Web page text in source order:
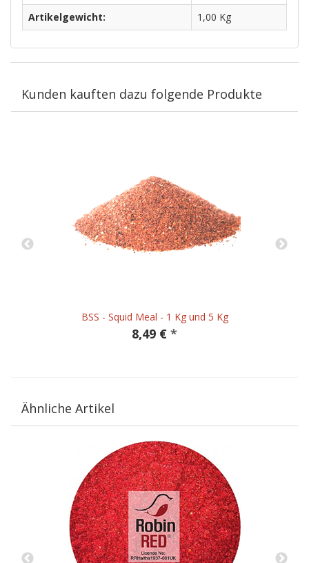
Artikelgewicht: 1,00 Kg
Kunden kauften dazu folgende Produkte
BSS - Squid Meal - 1 Kg und 5 Kg
8,49 € *
Ähnliche Artikel